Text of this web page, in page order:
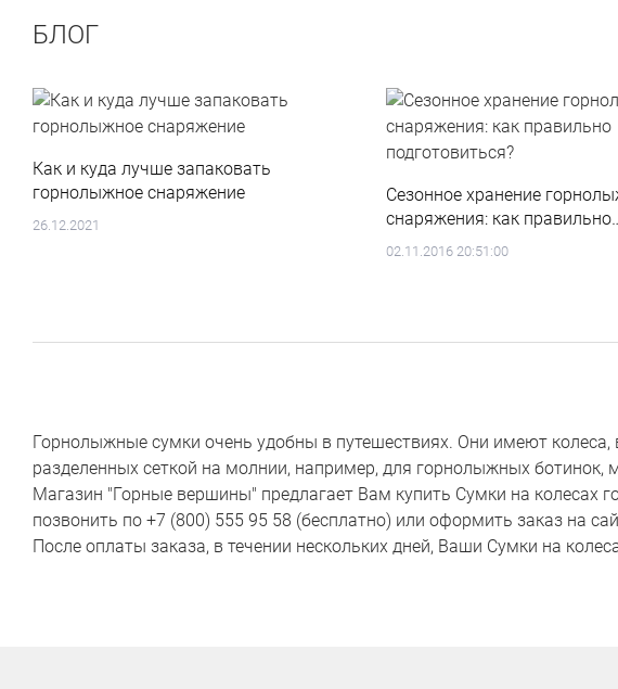
БЛОГ
Как и куда лучше запаковать
горнолыжное снаряжение
26.12.2021
Сезонное хранение
снаряжения: как правильно
подготовиться?
02.11.2016 20:51:00
Горнолыжные сумки очень удобны в путешествиях. Они имеют
разделенных сеткой на молнии, например, для горнолыжных
Магазин "Горные вершины" предлагает Вам купить Сумки на колесах
позвонить по +7 (800) 555 95 58 (бесплатно) или оформить заказ на
После оплаты заказа, в течении нескольких дней, Ваши Сумки на